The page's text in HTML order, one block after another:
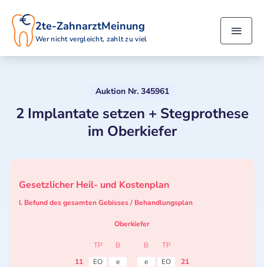
2te-ZahnarztMeinung
Wer nicht vergleicht, zahlt zu viel
Auktion Nr. 345961
2 Implantate setzen + Stegprothese
im Oberkiefer
Gesetzlicher Heil- und Kostenplan
I. Befund des gesamten Gebisses / Behandlungsplan
Oberkiefer
TP B B
TP
11
EO e e EO
21